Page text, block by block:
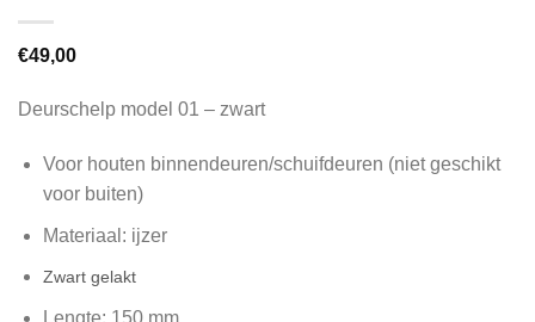
€49,00
Deurschelp model 01 – zwart
Voor houten binnendeuren/schuifdeuren (niet geschikt
voor buiten)
Materiaal: ijzer
Zwart gelakt
Lengte: 150 mm